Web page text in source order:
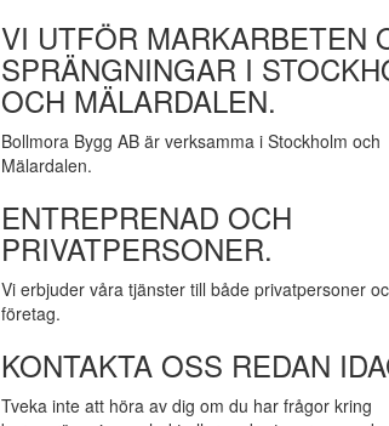
VI UTFÖR MARKARBETEN
SPRÄNGNINGAR I
OCH MÄLARDALEN.
Bollmora Bygg AB är verksamma i Stockholm och
Mälardalen.
ENTREPRENAD OCH
PRIVATPERSONER.
Vi erbjuder våra tjänster till både privatpersoner
företag.
KONTAKTA OSS REDAN
Tveka inte att höra av dig om du har frågor kring